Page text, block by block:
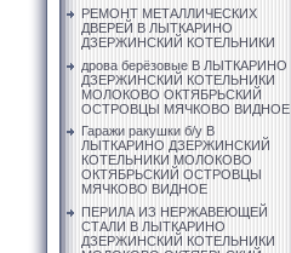
РЕМОНТ МЕТАЛЛИЧЕСКИХ
ДВЕРЕЙ В ЛЫТКАРИНО
ДЗЕРЖИНСКИЙ КОТЕЛЬНИКИ
дрова берёзовые В ЛЫТКАРИНО
ДЗЕРЖИНСКИЙ КОТЕЛЬНИКИ
МОЛОКОВО ОКТЯБРЬСКИЙ
ОСТРОВЦЫ МЯЧКОВО ВИДНОЕ
Гаражи ракушки б/у В
ЛЫТКАРИНО ДЗЕРЖИНСКИЙ
КОТЕЛЬНИКИ МОЛОКОВО
ОКТЯБРЬСКИЙ ОСТРОВЦЫ
МЯЧКОВО ВИДНОЕ
ПЕРИЛА ИЗ НЕРЖАВЕЮЩЕЙ
СТАЛИ В ЛЫТКАРИНО
ДЗЕРЖИНСКИЙ КОТЕЛЬНИКИ